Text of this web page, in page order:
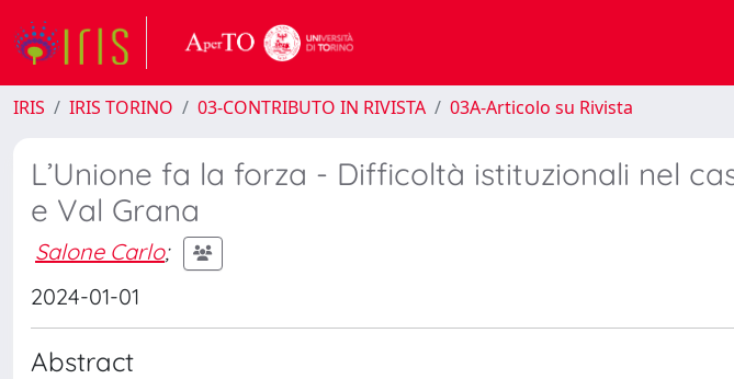
IRIS IRIS TORINO 03-CONTRIBUTO IN RIVISTA 03A-Articolo su Rivista
L’Unione fa la forza - Difficoltà istituzionali nel
e Val Grana
Salone Carlo;
2024-01-01
Abstract